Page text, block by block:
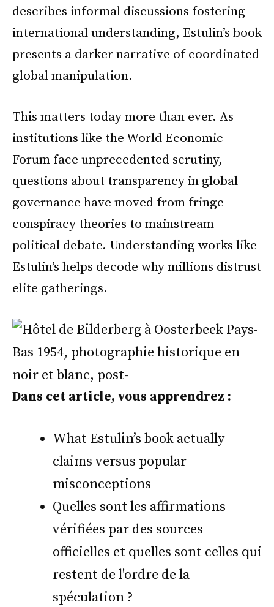
describes informal discussions fostering
international understanding, Estulin’s book
presents a darker narrative of coordinated
global manipulation.
This matters today more than ever. As
institutions like the World Economic
Forum face unprecedented scrutiny,
questions about transparency in global
governance have moved from fringe
conspiracy theories to mainstream
political debate. Understanding works like
Estulin’s helps decode why millions distrust
elite gatherings.
Dans cet article, vous apprendrez :
What Estulin’s book actually
claims versus popular
misconceptions
Quelles sont les affirmations
vérifiées par des sources
officielles et quelles sont celles qui
restent de l'ordre de la
spéculation ?